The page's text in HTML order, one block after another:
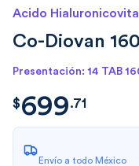
Acido
Co-Diovan
Presentación: 14 TAB
$699.7186
$699.71
Envío a todo México